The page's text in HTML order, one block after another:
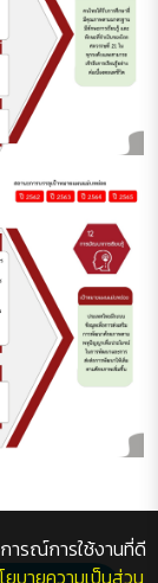
การณ์การใช้งานที่ดี